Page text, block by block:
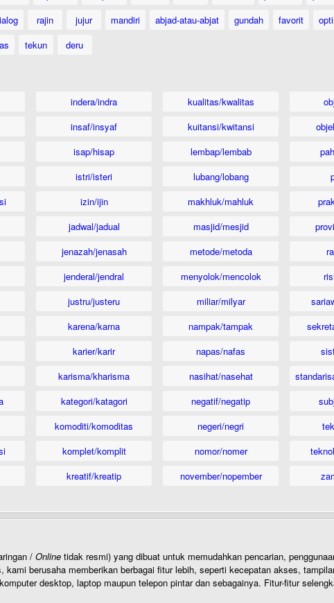
rajin jujur mandiri abjad-atau-abjat gundah favorit
tekun deru
indera/indra
insaf/insyaf
isap/hisap
istri/isteri
izin/ijin
jadwal/jadual
jenazah/jenasah
jenderal/jendral
justru/justeru
karena/karna
karier/karir
karisma/kharisma
kategori/katagori
komoditi/komoditas
komplet/komplit
kreatif/kreatip
kualitas/kwalitas
kuitansi/kwitansi
lembap/lembab
lubang/lobang
makhluk/mahluk
masjid/mesjid
metode/metoda
menyolok/mencolok
miliar/milyar
nampak/tampak
napas/nafas
nasihat/nasehat
negatif/negatip
negeri/negri
nomor/nomer
november/nopember
/ Online tidak resmi) yang dibuat untuk memudahkan pencarian,
kami berusaha memberikan berbagai fitur lebih, seperti kecepatan akses,
desktop, laptop maupun telepon pintar dan sebagainya. Fitur-fitur